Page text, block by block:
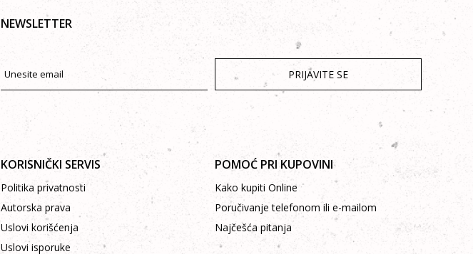
NEWSLETTER
PRIJAVITE SE
KORISNIČKI SERVIS
Politika privatnosti
Autorska prava
Uslovi korišćenja
Uslovi isporuke
POMOĆ PRI KUPOVINI
Kako kupiti Online
Poručivanje telefonom ili e-mailom
Najčešća pitanja